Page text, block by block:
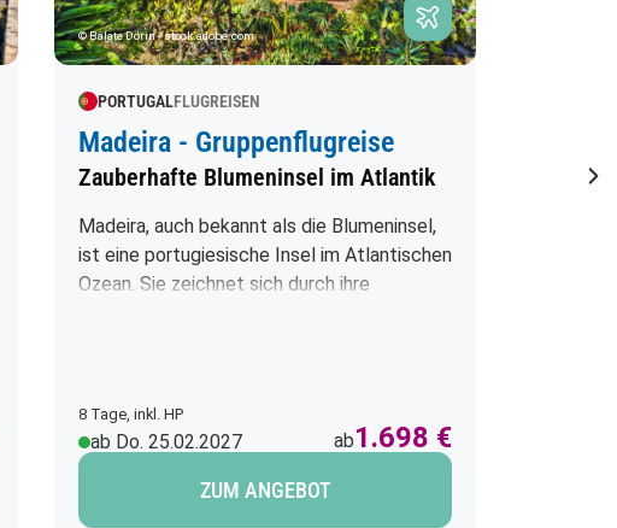
© Balate Dorin - stock.adobe.com
PORTUGALFLUGREISEN
Madeira - Gruppenflugreise
Zauberhafte Blumeninsel im Atlantik
Madeira, auch bekannt als die Blumeninsel,
ist eine portugiesische Insel im Atlantischen
Ozean. Sie zeichnet sich durch ihre
Bougainvillea und Strelitzien. Die
Hauptstadt Funchal ist bekannt für ihre
historische Architektur, den lebhaften
Markt und die berühmte Toboggan-Fahrt.
8 Tage, inkl. HP
ab Do. 25.02.2027 ab1.698 €
ZUM ANGEBOT
der